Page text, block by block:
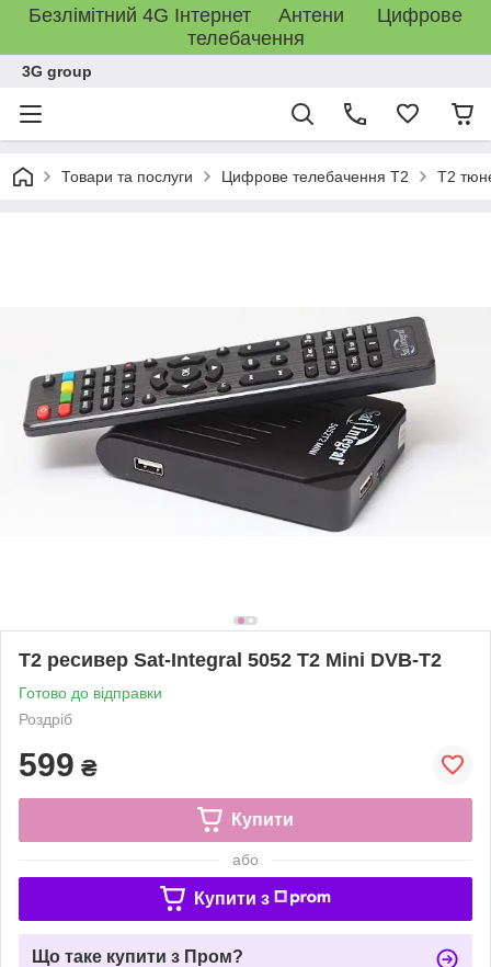
Безлімітний 4G Інтернет Антени Цифрове
телебачення
3G group
Товари та послуги Цифрове телебачення T2 T2
Т2 ресивер Sat-Integral 5052 T2 Mini DVB-T2
Готово до відправки
Роздріб
599 ₴
Купити
або
Купити з
Що таке купити з Пром?